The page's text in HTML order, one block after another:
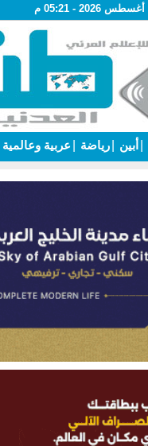
أبين رياضة عربية وعالمية